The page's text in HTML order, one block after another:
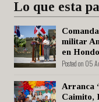
Lo que esta
militar
en
Posted on 05
Arranca
Caimito,